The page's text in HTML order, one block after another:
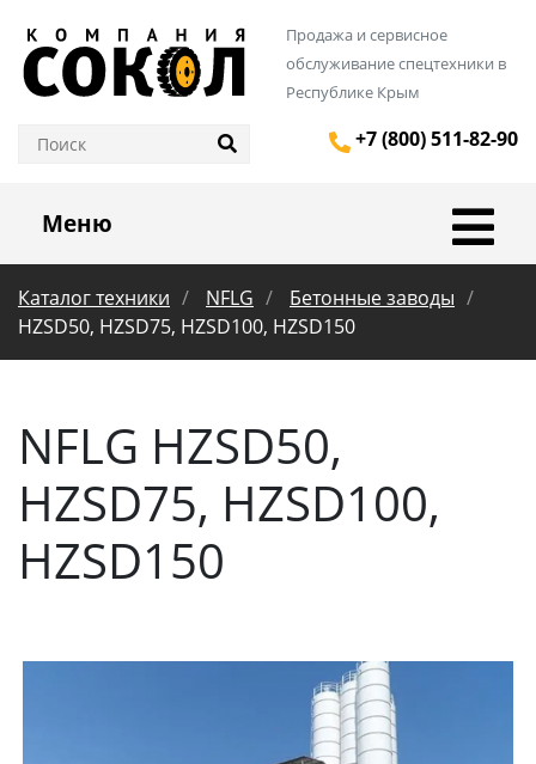
Продажа и сервисное
обслуживание спецтехники в
Республике Крым
+7 (800) 511-82-90
Меню
Каталог техники NFLG
Бетонные заводы
HZSD50, HZSD75, HZSD100, HZSD150
NFLG HZSD50,
HZSD75, HZSD100,
HZSD150